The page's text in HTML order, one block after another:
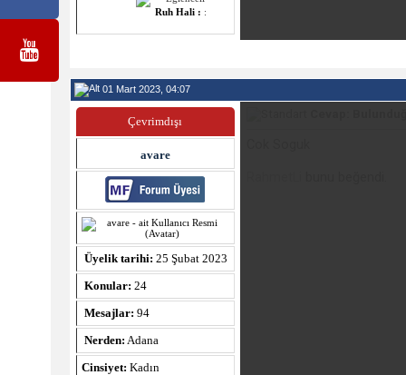
Ruh Hali : :
01 Mart 2023, 04:07
Çevrimdışı
avare
Üyelik tarihi: 25 Şubat 2023
Konular: 24
Mesajlar: 94
Nerden: Adana
Cinsiyet: Kadın